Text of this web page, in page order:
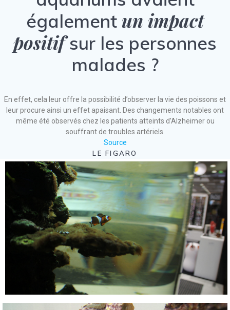
également un impact
positifsur les personnes
malades ?
En effet, cela leur offre la possibilité d’observer la vie des poissons et
leur procure ainsi un effet apaisant. Des changements notables ont
même été observés chez les patients atteints d’Alzheimer ou
souffrant de troubles artériels.
Source
LE FIGARO